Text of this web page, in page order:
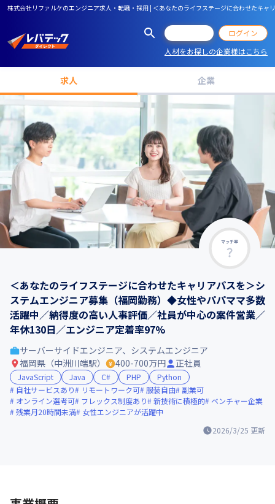
株式会社リファルケのエンジニア求人・転職・採用 | ＜あなたのライフステージに合わせたキ
ログイン
人材をお探しの企業様はこちら
求人 企業
マッチ率
＜あなたのライフステージに合わせたキャリアパスを＞シ
ステムエンジニア募集（福岡勤務）◆女性やパパママ多数
活躍中／納得度の高い人事評価／社員が中心の案件営業／
年休130日／エンジニア定着率97%
2026/3/25 更新
サーバーサイドエンジニア、システムエンジニア
福岡県（中洲川端駅）
400-700万円 正社員
JavaScript Java C# PHP
Python
自社サービスあり
リモートワーク可 服装自由
副業可
オンライン選考可
フレックス制度あり 新技術に積極的
ベンチャー企業
残業月20時間未満
女性エンジニアが活躍中